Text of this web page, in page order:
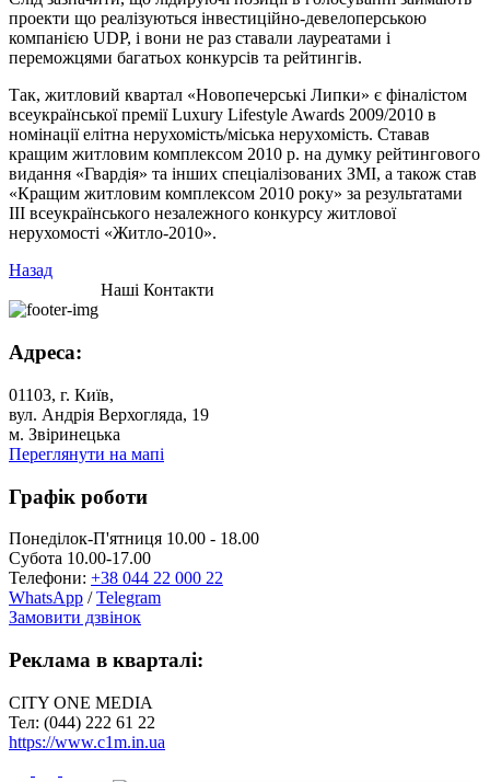
проекти що реалізуються інвестиційно-девелоперською
компанією UDP, і вони не раз ставали лауреатами і
переможцями багатьох конкурсів та рейтингів.
Так, житловий квартал «Новопечерські Липки» є фіналістом
всеукраїнської премії Luxury Lifestyle Awards 2009/2010 в
номінації елітна нерухомість/міська нерухомість. Ставав
кращим житловим комплексом 2010 р. на думку рейтингового
видання «Гвардія» та інших спеціалізованих ЗМІ, а також став
«Кращим житловим комплексом 2010 року» за результатами
ІІІ всеукраїнського незалежного конкурсу житлової
нерухомості «Житло-2010».
Назад
Наші Контакти
Адреса:
01103, г. Київ,
вул. Андрія Верхогляда, 19
м. Звіринецька
Переглянути на мапі
Графік роботи
Понеділок-П'ятниця 10.00 - 18.00
Субота 10.00-17.00
Телефони: +38 044 22 000 22
WhatsApp /Telegram
Замовити дзвінок
Реклама в кварталі:
CITY ONE MEDIA
Тел: (044) 222 61 22
https://www.c1m.in.ua